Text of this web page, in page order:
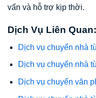
vấn và hỗ trợ kịp thời.
Dịch Vụ Liên Quan:
Dịch vụ chuyển nhà
Dịch vụ chuyển nhà
Dịch vụ chuyển văn